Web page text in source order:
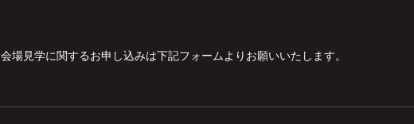
会場見学に関するお申し込みは下記フォームよりお願いいたします。